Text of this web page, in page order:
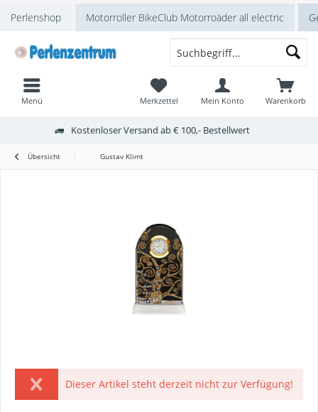
Perlenshop Motorroller BikeClub Motorroäder all electric
Kostenloser Versand ab € 100,- Bestellwert
Warenkorb
Merkzettel Mein Konto
Menü
Übersicht Gustav Klimt
Dieser Artikel steht derzeit nicht zur Verfügung!